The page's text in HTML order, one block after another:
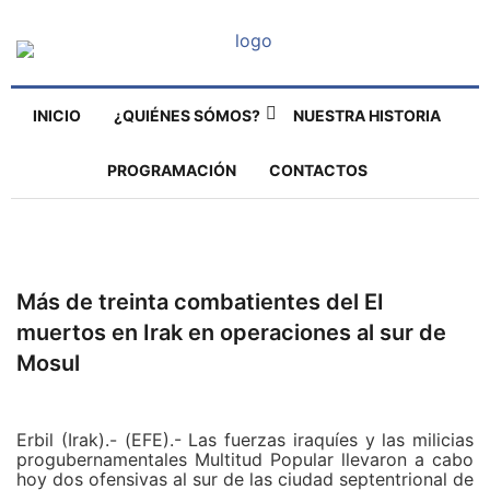
INICIO ¿QUIÉNES SÓMOS? NUESTRA HISTORIA
PROGRAMACIÓN CONTACTOS
Más de treinta combatientes del EI
muertos en Irak en operaciones al sur de
Mosul
Erbil (Irak).- (EFE).- Las fuerzas iraquíes y las milicias
progubernamentales Multitud Popular llevaron a cabo
hoy dos ofensivas al sur de las ciudad septentrional de